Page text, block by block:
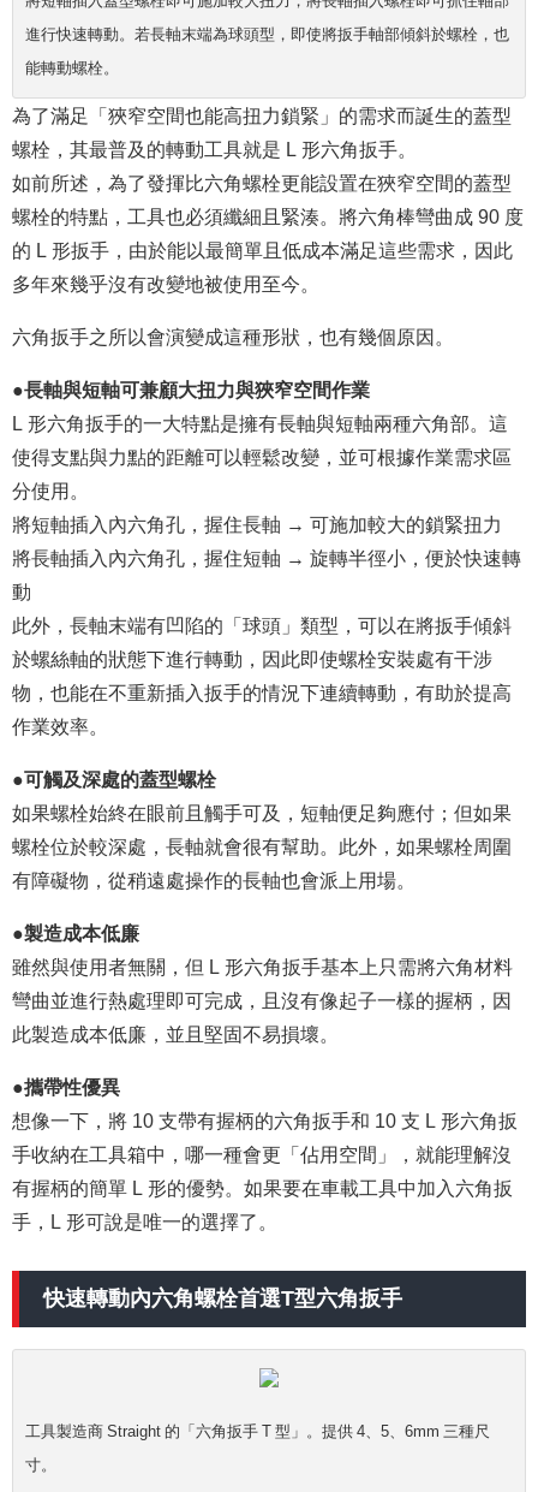
進行快速轉動。若長軸末端為球頭型，即使將扳手軸部傾斜於螺栓，也
能轉動螺栓。
為了滿足「狹窄空間也能高扭力鎖緊」的需求而誕生的蓋型
螺栓，其最普及的轉動工具就是 L 形六角扳手。
如前所述，為了發揮比六角螺栓更能設置在狹窄空間的蓋型
螺栓的特點，工具也必須纖細且緊湊。將六角棒彎曲成 90 度
的 L 形扳手，由於能以最簡單且低成本滿足這些需求，因此
多年來幾乎沒有改變地被使用至今。
六角扳手之所以會演變成這種形狀，也有幾個原因。
●長軸與短軸可兼顧大扭力與狹窄空間作業
L 形六角扳手的一大特點是擁有長軸與短軸兩種六角部。這
使得支點與力點的距離可以輕鬆改變，並可根據作業需求區
分使用。
將短軸插入內六角孔，握住長軸 → 可施加較大的鎖緊扭力
將長軸插入內六角孔，握住短軸 → 旋轉半徑小，便於快速轉
動
此外，長軸末端有凹陷的「球頭」類型，可以在將扳手傾斜
於螺絲軸的狀態下進行轉動，因此即使螺栓安裝處有干涉
物，也能在不重新插入扳手的情況下連續轉動，有助於提高
作業效率。
●可觸及深處的蓋型螺栓
如果螺栓始終在眼前且觸手可及，短軸便足夠應付；但如果
螺栓位於較深處，長軸就會很有幫助。此外，如果螺栓周圍
有障礙物，從稍遠處操作的長軸也會派上用場。
●製造成本低廉
雖然與使用者無關，但 L 形六角扳手基本上只需將六角材料
彎曲並進行熱處理即可完成，且沒有像起子一樣的握柄，因
此製造成本低廉，並且堅固不易損壞。
●攜帶性優異
想像一下，將 10 支帶有握柄的六角扳手和 10 支 L 形六角扳
手收納在工具箱中，哪一種會更「佔用空間」，就能理解沒
有握柄的簡單 L 形的優勢。如果要在車載工具中加入六角扳
手，L 形可說是唯一的選擇了。
快速轉動內六角螺栓首選T型六角扳手
工具製造商 Straight 的「六角扳手 T 型」。提供 4、5、6mm 三種尺
寸。